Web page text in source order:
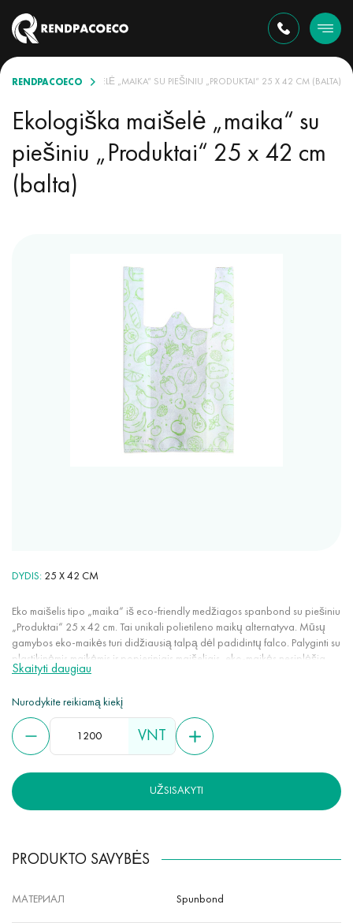
RENDPACOECO
EKOLOGIŠKA MAIŠELĖ „MAIKA“ SU PIEŠINIU „PRODUKTAI“ 25 X 42 CM (BALTA)
Ekologiška maišelė „maika“ su
piešiniu „Produktai“ 25 x 42 cm
(balta)
DYDIS 25 X 42 CM
Eko maišelis tipo „maika“ iš eco-friendly medžiagos spanbond su piešiniu
„Produktai“ 25 x 42 cm. Tai unikali polietileno maikų alternatyva. Mūsų
gamybos eko-maikės turi didžiausią talpą dėl padidintų falco. Palyginti su
plastikinėmis maikėmis ir popieriniais maišeliais, eko-maikės nesiplėšia
nuo atsitiktinių skylės ar pjūvio. Turėdamos aukštą oro pralaidumą, tinka
Skaityti daugiau
Nurodykite reikiamą kiekį
VNT
UŽSISAKYTI
PRODUKTO SAVYBĖS
МАТЕРИАЛ Spunbond